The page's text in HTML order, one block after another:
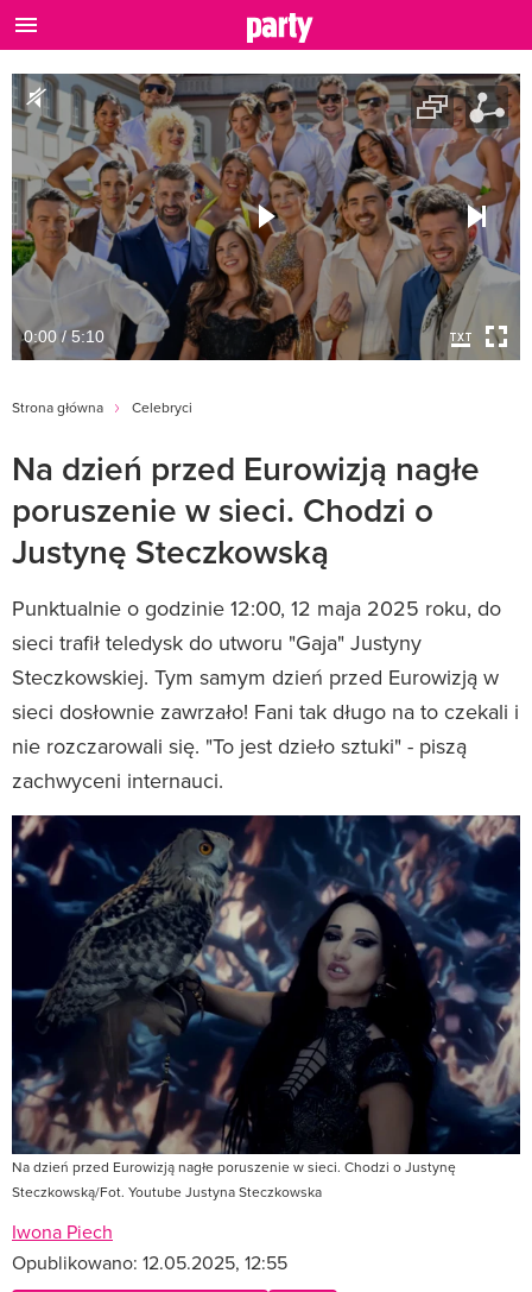
0:00 / 5:10
Strona główna Celebryci
Na dzień przed Eurowizją nagłe
poruszenie w sieci. Chodzi o
Justynę Steczkowską
Punktualnie o godzinie 12:00, 12 maja 2025 roku, do
sieci trafił teledysk do utworu "Gaja" Justyny
Steczkowskiej. Tym samym dzień przed Eurowizją w
sieci dosłownie zawrzało! Fani tak długo na to czekali i
nie rozczarowali się. "To jest dzieło sztuki" - piszą
zachwyceni internauci.
Na dzień przed Eurowizją nagłe poruszenie w sieci. Chodzi o Justynę
Steczkowską/Fot. Youtube Justyna Steczkowska
Iwona Piech
Opublikowano: 12.05.2025, 12:55